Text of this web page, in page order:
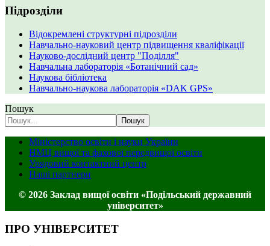
Підрозділи
Відокремлені структурні підрозділи
Навчально-науковий центр підвищення кваліфікації
Науково-дослідний центр "Поділля"
Навчальна лабораторія «Ботанічний сад»
Наукова бібліотека
Навчально-наукова лабораторія «DAK GPS»
Пошук
Пошук
Міністерство освіти і науки України
НМЦ вищої та фахової передвищої освіти
Урядовий контактний центр
Наші партнери
© 2026 Заклад вищої освіти «Подільський державний
університет»
ПРО УНІВЕРСИТЕТ